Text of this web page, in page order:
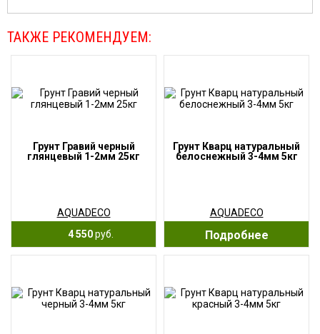
ТАКЖЕ РЕКОМЕНДУЕМ:
Грунт Гравий черный
глянцевый 1-2мм 25кг
AQUADECO
4 550руб.
Грунт Кварц натуральный
белоснежный 3-4мм 5кг
AQUADECO
Подробнее